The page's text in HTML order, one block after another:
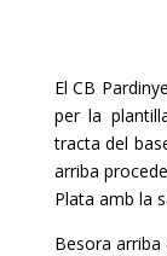
ElCB
per la
tracta del
arriba
Plata amb la
Besora arriba